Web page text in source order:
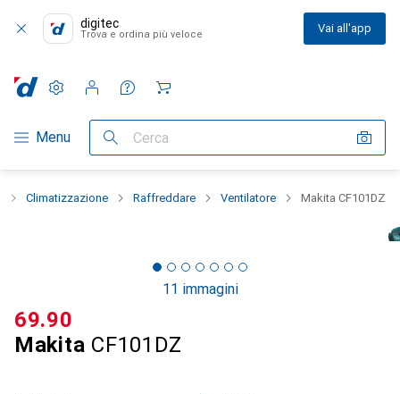
digitec
Trova e ordina più veloce Vai all'app
Categoria Navigazione
Menu Cerca
Impostazioni
Conto cliente
Liste di confronto
Liste dei desideri
Carrello
Climatizzazione Raffreddare Ventilatore Makita CF101DZ
11 immagini
Makita CF101DZ
CHF
69.90